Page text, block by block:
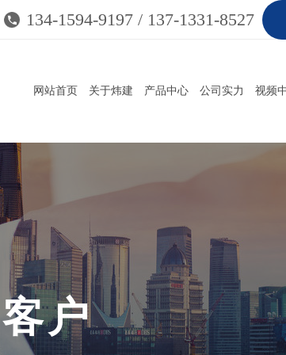
134-1594-9197 / 137-1331-8527
网站首页 关于炜建 产品中心 公司实力 视频
客户